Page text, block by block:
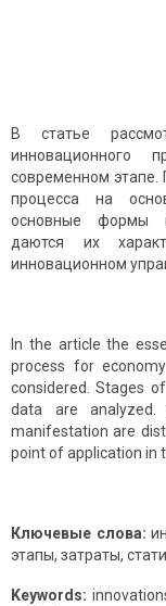
В статье
инновационного
современном этапе.
процесса на
основные формы
даются их
инновационном
In the article the
process for
considered. Stages
data are
manifestation are
point of application in
Ключевые слова:
этапы, затраты,
Keywords: